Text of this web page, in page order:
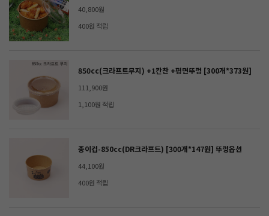
40,800원
400원 적립
850cc(크라프트무지) +1칸찬 +평면뚜껑 [300개*373원]
111,900원
1,100원 적립
종이컵-850cc(DR크라프트) [300개*147원] 뚜껑옵션
44,100원
400원 적립